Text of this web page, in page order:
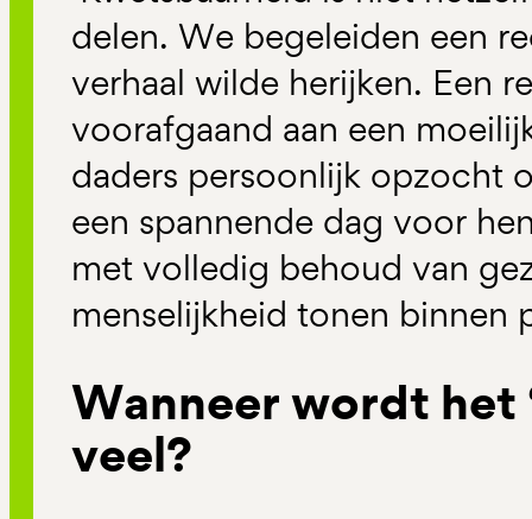
delen. We begeleiden een
verhaal wilde herijken. Een
voorafgaand aan een
daders persoonlijk opzocht
een spannende dag voor
met volledig behoud van
menselijkheid tonen binnen
Wanneer wordt het
veel?